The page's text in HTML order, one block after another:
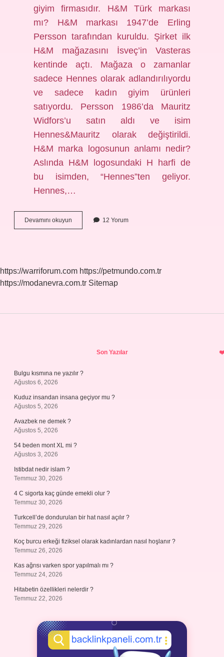
giyim firmasıdır. H&M Türk markası
mı? H&M markası 1947’de Erling
Persson tarafından kuruldu. Şirket ilk
H&M mağazasını İsveç’in Vasteras
kentinde açtı. Mağaza o zamanlar
sadece Hennes olarak adlandırılıyordu
ve sadece kadın giyim ürünleri
satıyordu. Persson 1986’da Mauritz
Widfors’u satın aldı ve isim
Hennes&Mauritz olarak değiştirildi.
H&M marka logosunun anlamı nedir?
Aslında H&M logosundaki H harfi de
bu isimden, “Hennes”ten geliyor.
Hennes,…
Devamını okuyun
Ceosu
12 Yorum
https://warriforum.com https://petmundo.com.tr
https://modanevra.com.tr Sitemap
Son Yazılar
Bulgu kısmına ne yazılır ?
Ağustos 6, 2026
Kuduz insandan insana geçiyor mu ?
Ağustos 5, 2026
Avazbek ne demek ?
Ağustos 5, 2026
54 beden mont XL mi ?
Ağustos 3, 2026
Istibdat nedir islam ?
Temmuz 30, 2026
4 C sigorta kaç günde emekli olur ?
Temmuz 30, 2026
Turkcell’de dondurulan bir hat nasıl açılır ?
Temmuz 29, 2026
Koç burcu erkeği fiziksel olarak kadınlardan nasıl hoşlanır ?
Temmuz 26, 2026
Kas ağrısı varken spor yapılmalı mı ?
Temmuz 24, 2026
Hitabetin özellikleri nelerdir ?
Temmuz 22, 2026